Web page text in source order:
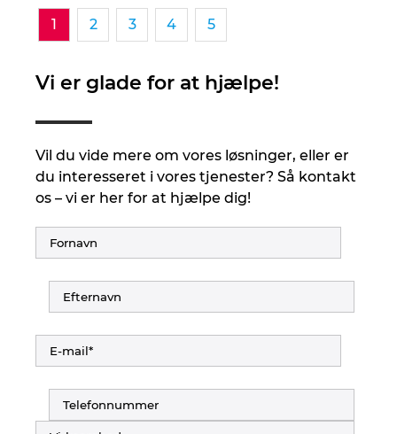
1 2 3 4 5
Vi er glade for at hjælpe!
Vil du vide mere om vores løsninger, eller er
du interesseret i vores tjenester? Så kontakt
os – vi er her for at hjælpe dig!